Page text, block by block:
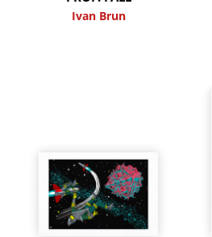
Ivan Brun